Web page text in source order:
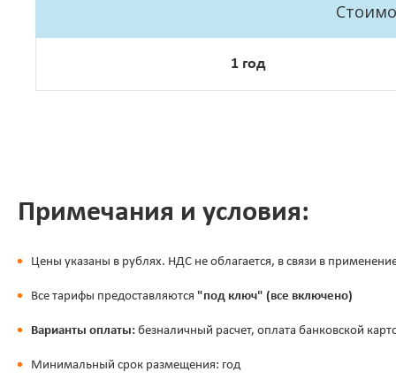
1 год
Примечания и условия:
Цены указаны в рублях. НДС не облагается, в связи в
Все тарифы предоставляются "под ключ" (все включено)
Варианты оплаты: безналичный расчет, оплата банковской
Минимальный срок размещения: год